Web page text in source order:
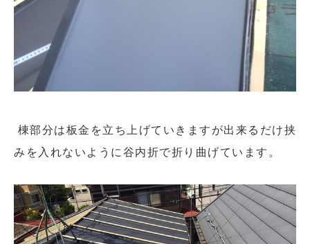
棟部分は板金を立ち上げていきますが出来るだけ挟
みを入れないように谷内折で折り曲げています。